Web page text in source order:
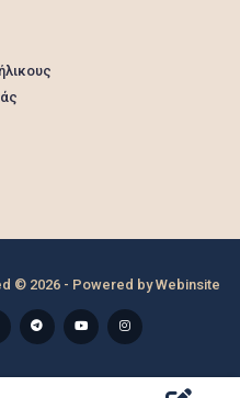
© 2026 - Powered byWebinsite